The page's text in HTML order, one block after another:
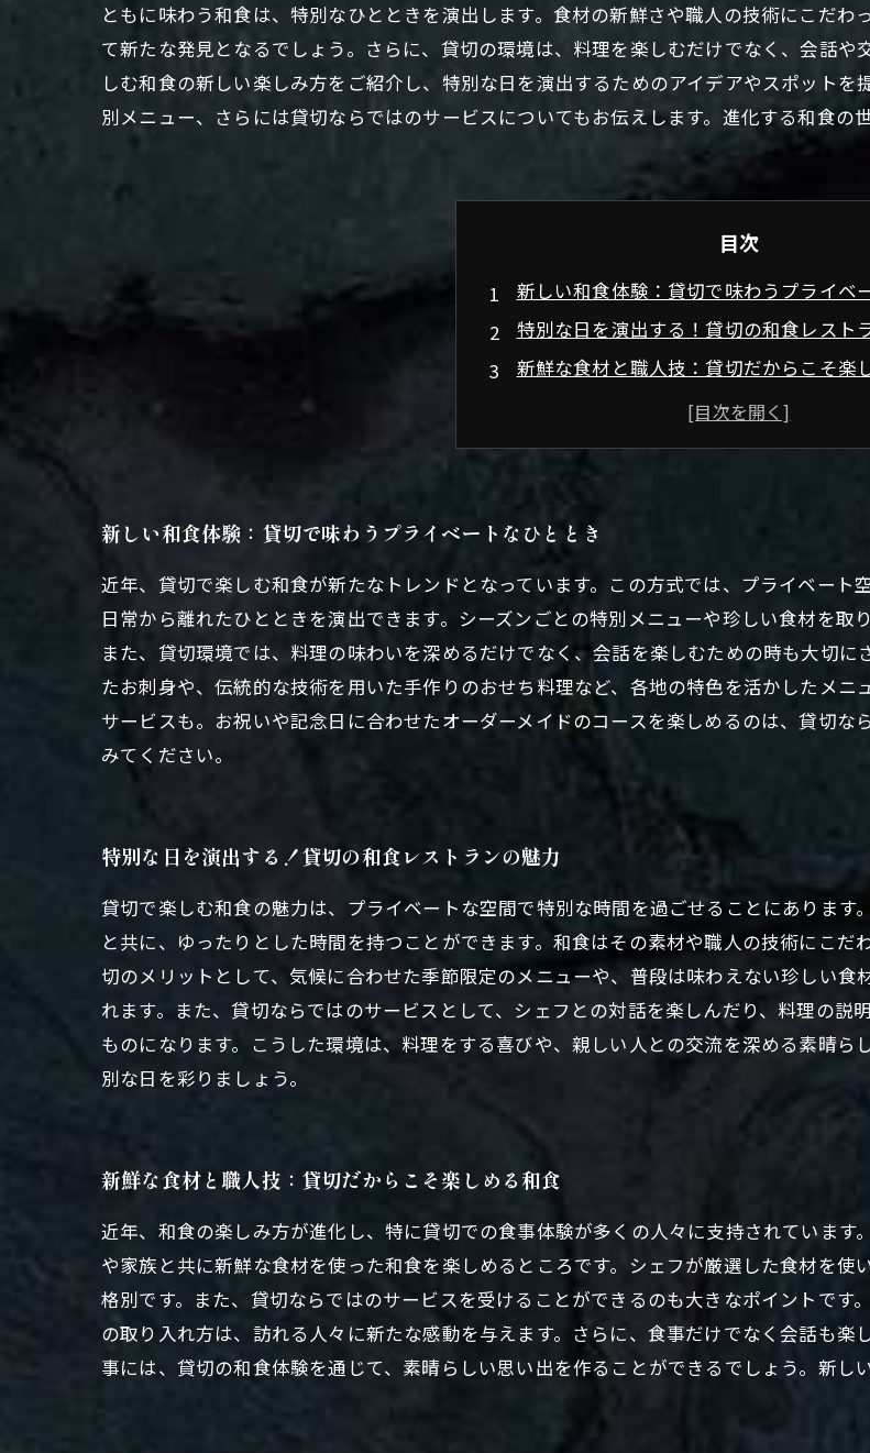
ともに味わう和食は、特別なひとときを演出します。食材の新鮮さや職人の技術にこだ
て新たな発見となるでしょう。さらに、貸切の環境は、料理を楽しむだけでなく、会話
しむ和食の新しい楽しみ方をご紹介し、特別な日を演出するためのアイデアやスポット
別メニュー、さらには貸切ならではのサービスについてもお伝えします。進化する和食の
目次
新しい和食体験：貸切で味わうプライベ
特別な日を演出する！貸切の和食レスト
新鮮な食材と職人技：貸切だからこそ楽
会話が弾む！貸切で深まる友人や家族との
季節ごとの特別メニューで贅沢な時間を
和食の新たな冒険：貸切で体験する特別な
新しい和食体験：貸切で味わうプライベートなひととき
近年、貸切で楽しむ和食が新たなトレンドとなっています。この方式では、プライベート
日常から離れたひとときを演出できます。シーズンごとの特別メニューや珍しい食材を取
また、貸切環境では、料理の味わいを深めるだけでなく、会話を楽しむための時も大切
たお刺身や、伝統的な技術を用いた手作りのおせち料理など、各地の特色を活かしたメ
サービスも。お祝いや記念日に合わせたオーダーメイドのコースを楽しめるのは、貸切
みてください。
特別な日を演出する！貸切の和食レストランの魅力
貸切で楽しむ和食の魅力は、プライベートな空間で特別な時間を過ごせることにありま
と共に、ゆったりとした時間を持つことができます。和食はその素材や職人の技術にこ
切のメリットとして、気候に合わせた季節限定のメニューや、普段は味わえない珍しい
れます。また、貸切ならではのサービスとして、シェフとの対話を楽しんだり、料理の
ものになります。こうした環境は、料理をする喜びや、親しい人との交流を深める素晴
別な日を彩りましょう。
新鮮な食材と職人技：貸切だからこそ楽しめる和食
近年、和食の楽しみ方が進化し、特に貸切での食事体験が多くの人々に支持されていま
や家族と共に新鮮な食材を使った和食を楽しめるところです。シェフが厳選した食材を
格別です。また、貸切ならではのサービスを受けることができるのも大きなポイントで
の取り入れ方は、訪れる人々に新たな感動を与えます。さらに、食事だけでなく会話も
事には、貸切の和食体験を通じて、素晴らしい思い出を作ることができるでしょう。新し